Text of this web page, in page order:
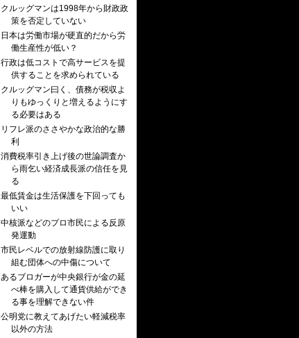
クルッグマンは1998年から財政政
策を否定していない
日本は労働市場が硬直的だから労
働生産性が低い？
行政は低コストで高サービスを提
供することを求められている
クルッグマン曰く、債務が税収よ
りもゆっくりと増えるようにす
る必要はある
リフレ派のささやかな政治的な勝
利
消費税率引き上げ後の世論調査か
ら雨乞い経済成長派の信任を見
る
最低賃金は生活保護を下回っても
いい
中核派などのプロ市民による反原
発運動
市民レベルでの放射線防護に取り
組む団体への中傷について
あるブロガーが中央銀行が金の延
べ棒を購入して通貨供給ができ
る事を理解できない件
公明党に教えてあげたい軽減税率
以外の方法